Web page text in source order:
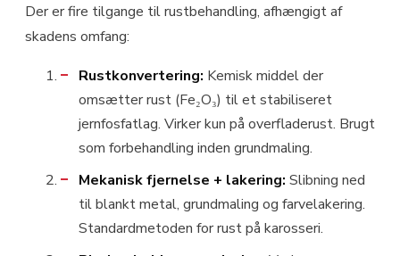
Der er fire tilgange til rustbehandling, afhængigt af
skadens omfang:
Rustkonvertering: Kemisk middel der
omsætter rust (Fe₂O₃) til et stabiliseret
jernfosfatlag. Virker kun på overfladerust. Brugt
som forbehandling inden grundmaling.
Mekanisk fjernelse + lakering: Slibning ned
til blankt metal, grundmaling og farvelakering.
Standardmetoden for rust på karosseri.